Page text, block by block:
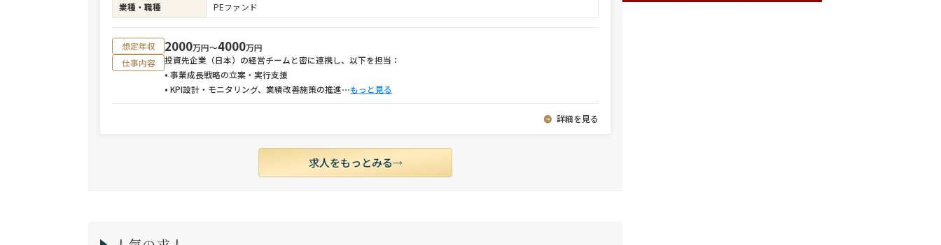
業種・職種
PEファンド
想定年収 2000万円〜4000万円
仕事内容
投資先企業（日本）の経営チームと密に連携し、以下を担当：
• 事業成長戦略の立案・実行支援
• KPI設計・モニタリング、業績改善施策の推進⋯もっと見る
詳細を見る
求人をもっとみる